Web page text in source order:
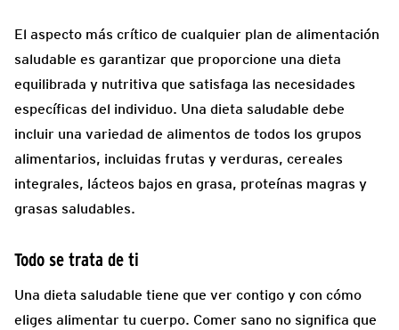
El aspecto más crítico de cualquier plan de alimentación
saludable es garantizar que proporcione una dieta
equilibrada y nutritiva que satisfaga las necesidades
específicas del individuo. Una dieta saludable debe
incluir una variedad de alimentos de todos los grupos
alimentarios, incluidas frutas y verduras, cereales
integrales, lácteos bajos en grasa, proteínas magras y
grasas saludables.
Todo se trata de ti
Una dieta saludable tiene que ver contigo y con cómo
eliges alimentar tu cuerpo. Comer sano no significa que